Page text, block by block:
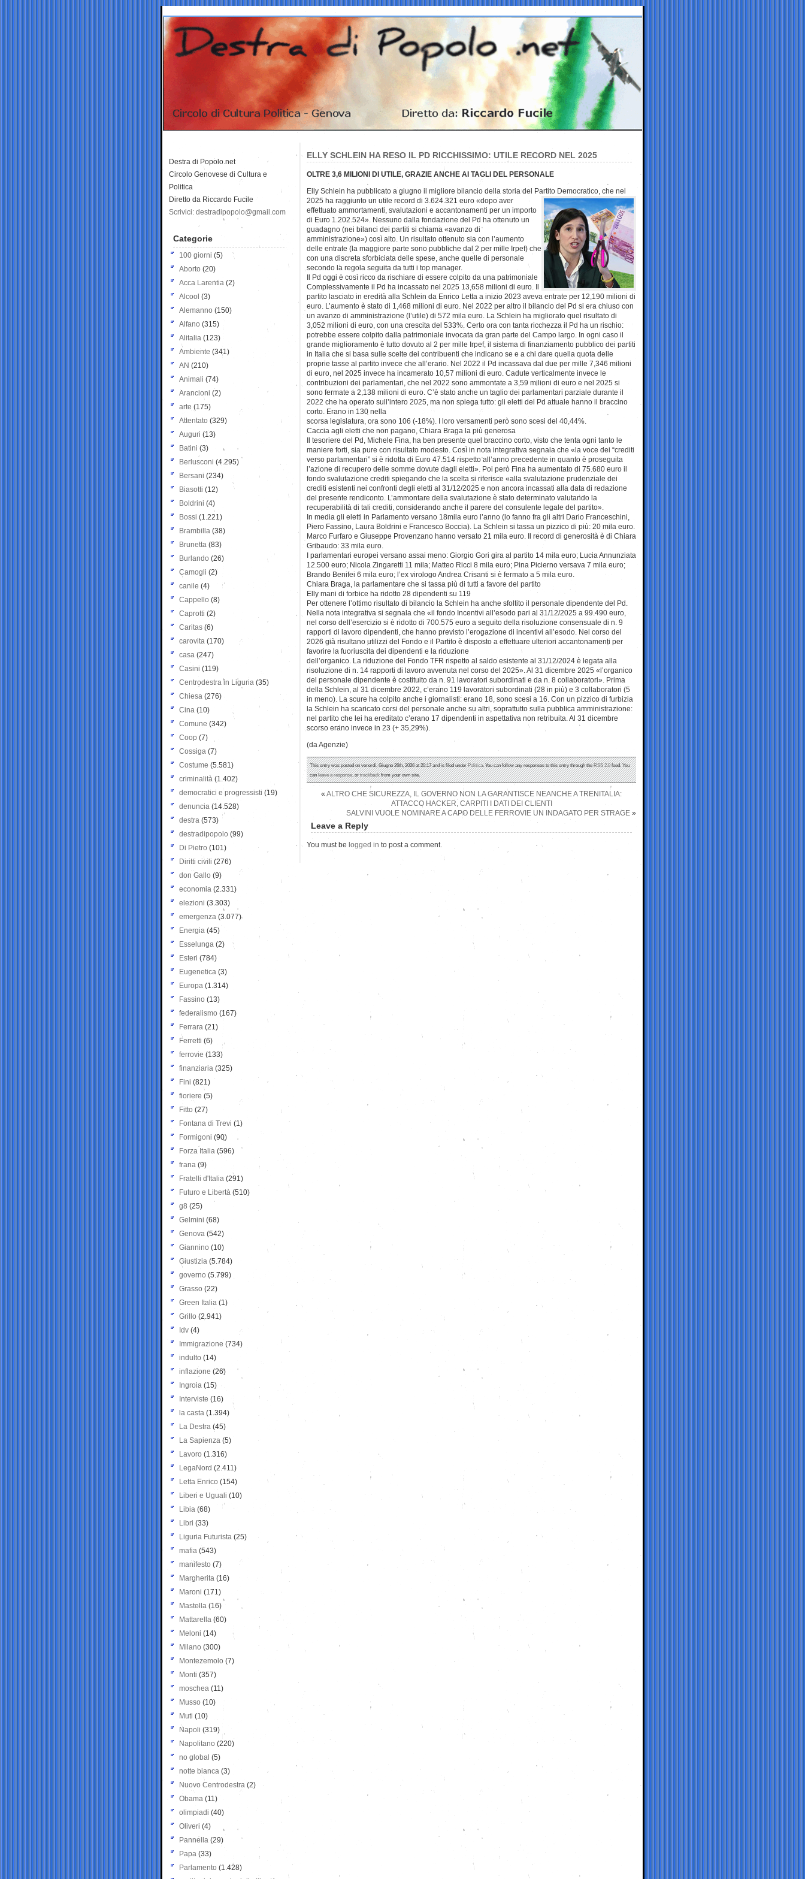
ELLY SCHLEIN HA RESO IL PD RICCHISSIMO: UTILE RECORD NEL 2025
OLTRE 3,6 MILIONI DI UTILE, GRAZIE ANCHE AI TAGLI DEL PERSONALE
Elly Schlein ha pubblicato a giugno il migliore bilancio della storia del Partito Democratico, che nel
2025 ha raggiunto un utile record di 3.624.321 euro «dopo aver
effettuato ammortamenti, svalutazioni e accantonamenti per un importo
di Euro 1.202.524». Nessuno dalla fondazione del Pd ha ottenuto un
guadagno (nei bilanci dei partiti si chiama «avanzo di
amministrazione») così alto. Un risultato ottenuto sia con l’aumento
delle entrate (la maggiore parte sono pubbliche dal 2 per mille Irpef) che
con una discreta sforbiciata delle spese, anche quelle di personale
secondo la regola seguita da tutti i top manager.
Il Pd oggi è così ricco da rischiare di essere colpito da una patrimoniale
Complessivamente il Pd ha incassato nel 2025 13,658 milioni di euro. Il
partito lasciato in eredità alla Schlein da Enrico Letta a inizio 2023 aveva entrate per 12,190 milioni di
euro. L’aumento è stato di 1,468 milioni di euro. Nel 2022 per altro il bilancio del Pd si era chiuso con
un avanzo di amministrazione (l’utile) di 572 mila euro. La Schlein ha migliorato quel risultato di
3,052 milioni di euro, con una crescita del 533%. Certo ora con tanta ricchezza il Pd ha un rischio:
potrebbe essere colpito dalla patrimoniale invocata da gran parte del Campo largo. In ogni caso il
grande miglioramento è tutto dovuto al 2 per mille Irpef, il sistema di finanziamento pubblico dei partiti
in Italia che si basa sulle scelte dei contribuenti che indicano se e a chi dare quella quota delle
proprie tasse al partito invece che all’erario. Nel 2022 il Pd incassava dal due per mille 7,346 milioni
di euro, nel 2025 invece ha incamerato 10,57 milioni di euro. Cadute verticalmente invece le
contribuzioni dei parlamentari, che nel 2022 sono ammontate a 3,59 milioni di euro e nel 2025 si
sono fermate a 2,138 milioni di euro. C’è stato anche un taglio dei parlamentari parziale durante il
2022 che ha operato sull’intero 2025, ma non spiega tutto: gli eletti del Pd attuale hanno il braccino
corto. Erano in 130 nella
scorsa legislatura, ora sono 106 (-18%). I loro versamenti però sono scesi del 40,44%.
Caccia agli eletti che non pagano, Chiara Braga la più generosa
Il tesoriere del Pd, Michele Fina, ha ben presente quel braccino corto, visto che tenta ogni tanto le
maniere forti, sia pure con risultato modesto. Così in nota integrativa segnala che «la voce dei “crediti
verso parlamentari” si è ridotta di Euro 47.514 rispetto all’anno precedente in quanto è proseguita
l’azione di recupero delle somme dovute dagli eletti». Poi però Fina ha aumentato di 75.680 euro il
fondo svalutazione crediti spiegando che la scelta si riferisce «alla svalutazione prudenziale dei
crediti esistenti nei confronti degli eletti al 31/12/2025 e non ancora incassati alla data di redazione
del presente rendiconto. L’ammontare della svalutazione è stato determinato valutando la
recuperabilità di tali crediti, considerando anche il parere del consulente legale del partito».
In media gli eletti in Parlamento versano 18mila euro l’anno (lo fanno fra gli altri Dario Franceschini,
Piero Fassino, Laura Boldrini e Francesco Boccia). La Schlein si tassa un pizzico di più: 20 mila euro.
Marco Furfaro e Giuseppe Provenzano hanno versato 21 mila euro. Il record di generosità è di Chiara
Gribaudo: 33 mila euro.
I parlamentari europei versano assai meno: Giorgio Gori gira al partito 14 mila euro; Lucia Annunziata
12.500 euro; Nicola Zingaretti 11 mila; Matteo Ricci 8 mila euro; Pina Picierno versava 7 mila euro;
Brando Benifei 6 mila euro; l’ex virologo Andrea Crisanti si è fermato a 5 mila euro.
Chiara Braga, la parlamentare che si tassa più di tutti a favore del partito
Elly mani di forbice ha ridotto 28 dipendenti su 119
Per ottenere l’ottimo risultato di bilancio la Schlein ha anche sfoltito il personale dipendente del Pd.
Nella nota integrativa si segnala che «il fondo Incentivi all’esodo pari al 31/12/2025 a 99.490 euro,
nel corso dell’esercizio si è ridotto di 700.575 euro a seguito della risoluzione consensuale di n. 9
rapporti di lavoro dipendenti, che hanno previsto l’erogazione di incentivi all’esodo. Nel corso del
2026 già risultano utilizzi del Fondo e il Partito è disposto a effettuare ulteriori accantonamenti per
favorire la fuoriuscita dei dipendenti e la riduzione
dell’organico. La riduzione del Fondo TFR rispetto al saldo esistente al 31/12/2024 è legata alla
risoluzione di n. 14 rapporti di lavoro avvenuta nel corso del 2025». Al 31 dicembre 2025 «l’organico
del personale dipendente è costituito da n. 91 lavoratori subordinati e da n. 8 collaboratori». Prima
della Schlein, al 31 dicembre 2022, c’erano 119 lavoratori subordinati (28 in più) e 3 collaboratori (5
in meno). La scure ha colpito anche i giornalisti: erano 18, sono scesi a 16. Con un pizzico di furbizia
la Schlein ha scaricato corsi del personale anche su altri, soprattutto sulla pubblica amministrazione:
nel partito che lei ha ereditato c’erano 17 dipendenti in aspettativa non retribuita. Al 31 dicembre
scorso erano invece in 23 (+ 35,29%).
(da Agenzie)
This entry was posted on venerdì, Giugno 26th, 2026 at 20:17 and is filed underPolitica. You can follow any responses to this entry through theRSS 2.0feed. You
canleave a response, ortrackbackfrom your own site.
« ALTRO CHE SICUREZZA, IL GOVERNO NON LA GARANTISCE NEANCHE A TRENITALIA:
ATTACCO HACKER, CARPITI I DATI DEI CLIENTI
SALVINI VUOLE NOMINARE A CAPO DELLE FERROVIE UN INDAGATO PER STRAGE »
Leave a Reply
You must be logged in to post a comment.
Destra di Popolo.net
Circolo Genovese di Cultura e
Politica
Diretto da Riccardo Fucile
Scrivici: destradipopolo@gmail.com
Categorie
100 giorni (5)
Aborto (20)
Acca Larentia (2)
Alcool (3)
Alemanno (150)
Alfano (315)
Alitalia (123)
Ambiente (341)
AN (210)
Animali (74)
Arancioni (2)
arte (175)
Attentato (329)
Auguri (13)
Batini (3)
Berlusconi (4.295)
Bersani (234)
Biasotti (12)
Boldrini (4)
Bossi (1.221)
Brambilla (38)
Brunetta (83)
Burlando (26)
Camogli (2)
canile (4)
Cappello (8)
Caprotti (2)
Caritas (6)
carovita (170)
casa (247)
Casini (119)
Centrodestra in Liguria (35)
Chiesa (276)
Cina (10)
Comune (342)
Coop (7)
Cossiga (7)
Costume (5.581)
criminalità (1.402)
democratici e progressisti (19)
denuncia (14.528)
destra (573)
destradipopolo (99)
Di Pietro (101)
Diritti civili (276)
don Gallo (9)
economia (2.331)
elezioni (3.303)
emergenza (3.077)
Energia (45)
Esselunga (2)
Esteri (784)
Eugenetica (3)
Europa (1.314)
Fassino (13)
federalismo (167)
Ferrara (21)
Ferretti (6)
ferrovie (133)
finanziaria (325)
Fini (821)
fioriere (5)
Fitto (27)
Fontana di Trevi (1)
Formigoni (90)
Forza Italia (596)
frana (9)
Fratelli d'Italia (291)
Futuro e Libertà (510)
g8 (25)
Gelmini (68)
Genova (542)
Giannino (10)
Giustizia (5.784)
governo (5.799)
Grasso (22)
Green Italia (1)
Grillo (2.941)
Idv (4)
Immigrazione (734)
indulto (14)
inflazione (26)
Ingroia (15)
Interviste (16)
la casta (1.394)
La Destra (45)
La Sapienza (5)
Lavoro (1.316)
LegaNord (2.411)
Letta Enrico (154)
Liberi e Uguali (10)
Libia (68)
Libri (33)
Liguria Futurista (25)
mafia (543)
manifesto (7)
Margherita (16)
Maroni (171)
Mastella (16)
Mattarella (60)
Meloni (14)
Milano (300)
Montezemolo (7)
Monti (357)
moschea (11)
Musso (10)
Muti (10)
Napoli (319)
Napolitano (220)
no global (5)
notte bianca (3)
Nuovo Centrodestra (2)
Obama (11)
olimpiadi (40)
Oliveri (4)
Pannella (29)
Papa (33)
Parlamento (1.428)